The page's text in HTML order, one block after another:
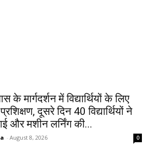
के मार्गदर्शन में विद्यार्थियों के लिए
दूसरे दिन 40 विद्यार्थियों ने
और मशीन लर्निंग की...
- August 8, 2026 0